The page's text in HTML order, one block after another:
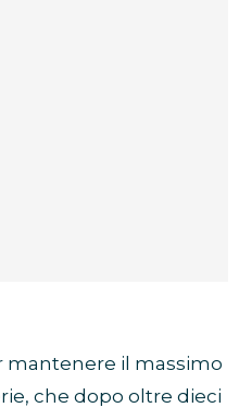
mantenere il massimo
che dopo oltre dieci